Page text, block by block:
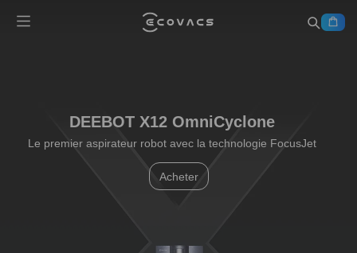
DEEBOT X11 OmniCyclone
Xtra à tous les niveaux, toujours une longueur d'avance
Acheter